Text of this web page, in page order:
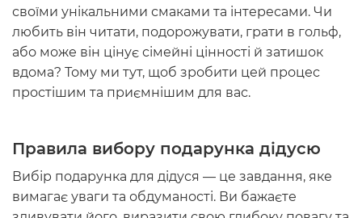
своїми унікальними смаками та інтересами. Чи
любить він читати, подорожувати, грати в гольф,
або може він цінує сімейні цінності й затишок
вдома? Тому ми тут, щоб зробити цей процес
простішим та приємнішим для вас.
Правила вибору подарунка дідусю
Вибір подарунка для дідуся — це завдання, яке
вимагає уваги та обдуманості. Ви бажаєте